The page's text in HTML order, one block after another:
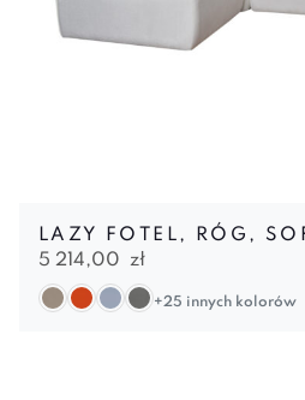
LAZY FOTEL, RÓG,
5 214,00 zł
+25 innych kolorów